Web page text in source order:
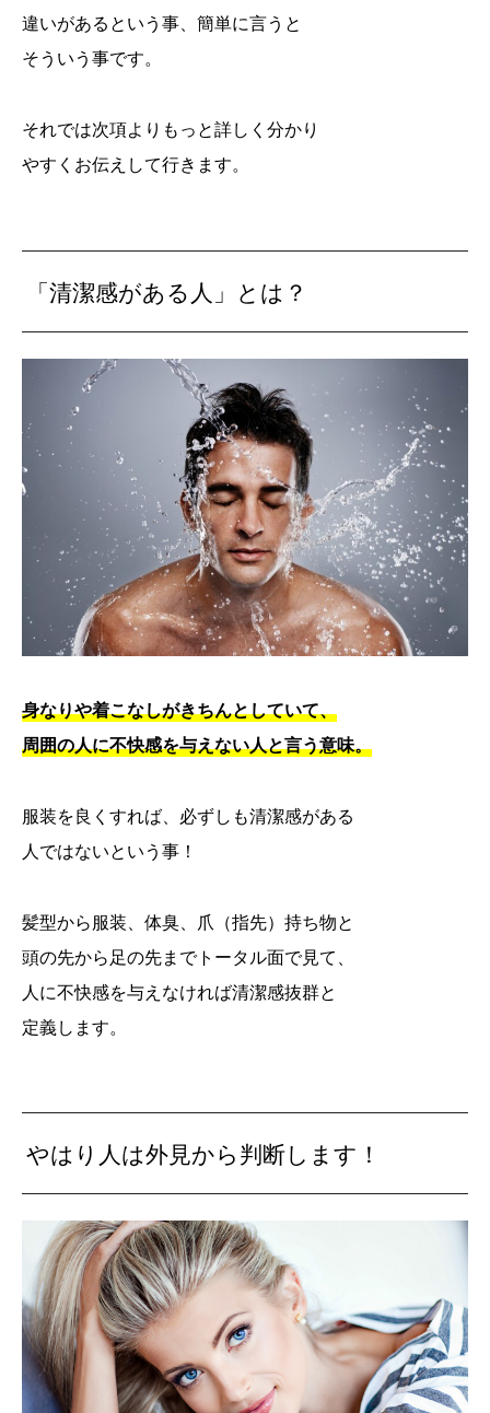
違いがあるという事、簡単に言うと
そういう事です。
それでは次項よりもっと詳しく分かり
やすくお伝えして行きます。
「清潔感がある人」とは？
身なりや着こなしがきちんとしていて、
周囲の人に不快感を与えない人と言う意味。
服装を良くすれば、必ずしも清潔感がある
人ではないという事！
髪型から服装、体臭、爪（指先）持ち物と
頭の先から足の先までトータル面で見て、
人に不快感を与えなければ清潔感抜群と
定義します。
やはり人は外見から判断します！